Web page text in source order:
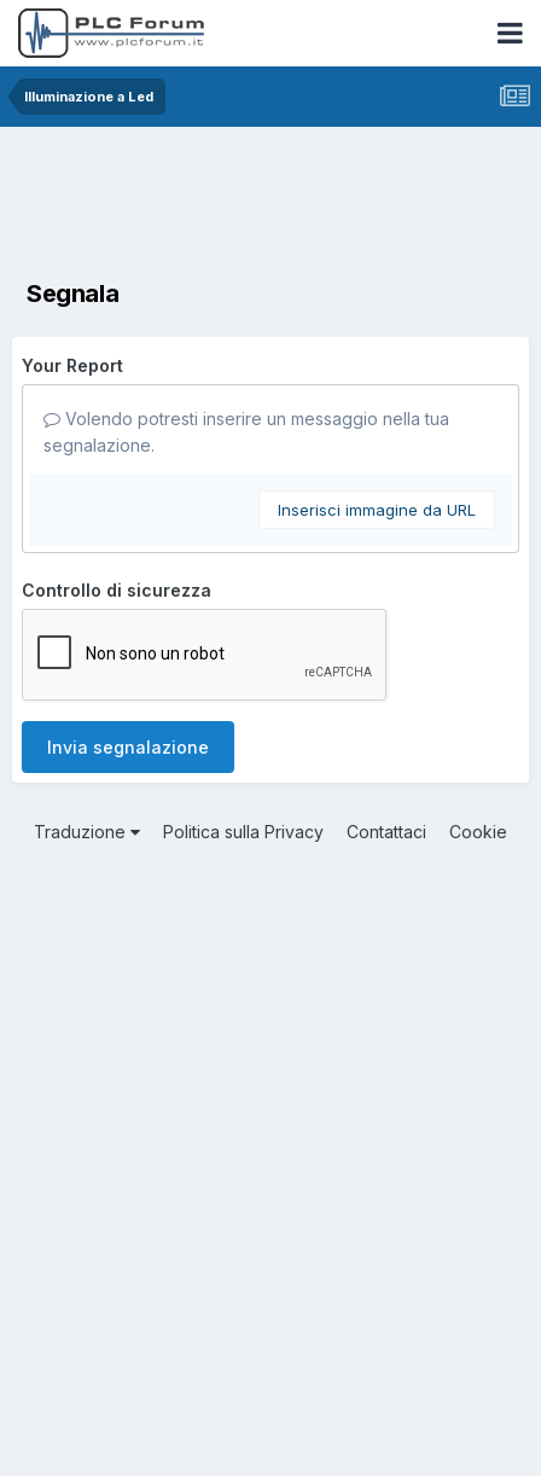
Illuminazione a Led
Segnala
Your Report
Volendo potresti inserire un messaggio nella tua
segnalazione.
Inserisci immagine da URL
Controllo di sicurezza
Invia segnalazione
Traduzione Politica sulla Privacy Contattaci Cookie